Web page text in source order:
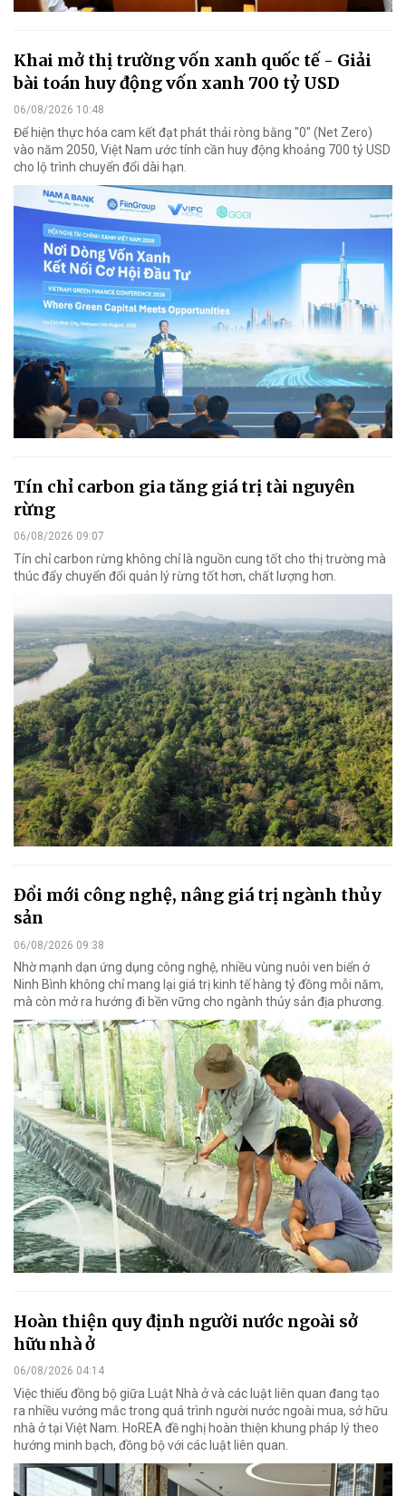
Khai mở thị trường vốn xanh quốc tế - Giải
bài toán huy động vốn xanh 700 tỷ USD
06/08/2026 10:48
Để hiện thực hóa cam kết đạt phát thải ròng bằng "0" (Net Zero)
vào năm 2050, Việt Nam ước tính cần huy động khoảng 700 tỷ USD
cho lộ trình chuyển đổi dài hạn.
Tín chỉ carbon gia tăng giá trị tài nguyên
rừng
06/08/2026 09:07
Tín chỉ carbon rừng không chỉ là nguồn cung tốt cho thị trường mà
thúc đẩy chuyển đổi quản lý rừng tốt hơn, chất lượng hơn.
Đổi mới công nghệ, nâng giá trị ngành thủy
sản
06/08/2026 09:38
Nhờ mạnh dạn ứng dụng công nghệ, nhiều vùng nuôi ven biển ở
Ninh Bình không chỉ mang lại giá trị kinh tế hàng tỷ đồng mỗi năm,
mà còn mở ra hướng đi bền vững cho ngành thủy sản địa phương.
Hoàn thiện quy định người nước ngoài sở
hữu nhà ở
06/08/2026 04:14
Việc thiếu đồng bộ giữa Luật Nhà ở và các luật liên quan đang tạo
ra nhiều vướng mắc trong quá trình người nước ngoài mua, sở hữu
nhà ở tại Việt Nam. HoREA đề nghị hoàn thiện khung pháp lý theo
hướng minh bạch, đồng bộ với các luật liên quan.